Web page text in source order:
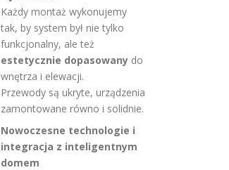
Każdy montaż wykonujemy
tak, by system był nie tylko
funkcjonalny, ale też
estetycznie dopasowany do
wnętrza i elewacji.
Przewody są ukryte, urządzenia
zamontowane równo i solidnie.
Nowoczesne technologie i
integracja z inteligentnym
domem